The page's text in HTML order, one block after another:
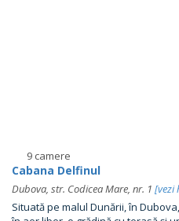
9 camere
Cabana Delfinul
Dubova, str. Codicea Mare, nr. 1 [vezi
Situată pe malul Dunării, în